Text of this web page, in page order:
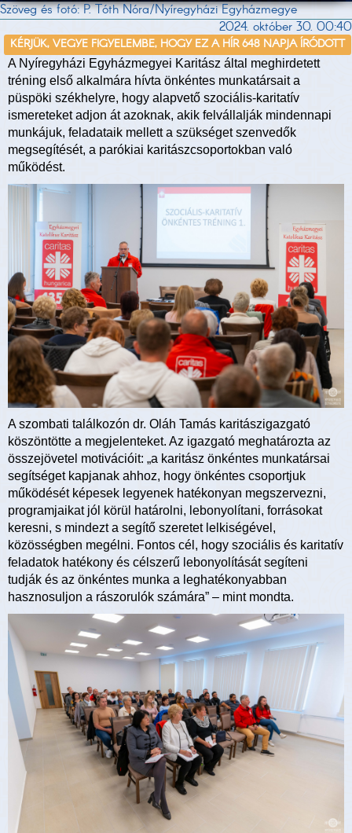
Szöveg és fotó: P. Tóth Nóra/Nyíregyházi Egyházmegye
2024. október 30. 00:40
KÉRJÜK, VEGYE FIGYELEMBE, HOGY EZ A HÍR 648 NAPJA ÍRÓDOTT
A Nyíregyházi Egyházmegyei Karitász által meghirdetett
tréning első alkalmára hívta önkéntes munkatársait a
püspöki székhelyre, hogy alapvető szociális-karitatív
ismereteket adjon át azoknak, akik felvállalják mindennapi
munkájuk, feladataik mellett a szükséget szenvedők
megsegítését, a parókiai karitászcsoportokban való
működést.
A szombati találkozón dr. Oláh Tamás karitászigazgató
köszöntötte a megjelenteket. Az igazgató meghatározta az
összejövetel motivációit: „a karitász önkéntes munkatársai
segítséget kapjanak ahhoz, hogy önkéntes csoportjuk
működését képesek legyenek hatékonyan megszervezni,
programjaikat jól körül határolni, lebonyolítani, forrásokat
keresni, s mindezt a segítő szeretet lelkiségével,
közösségben megélni. Fontos cél, hogy szociális és karitatív
feladatok hatékony és célszerű lebonyolítását segíteni
tudják és az önkéntes munka a leghatékonyabban
hasznosuljon a rászorulók számára” – mint mondta.